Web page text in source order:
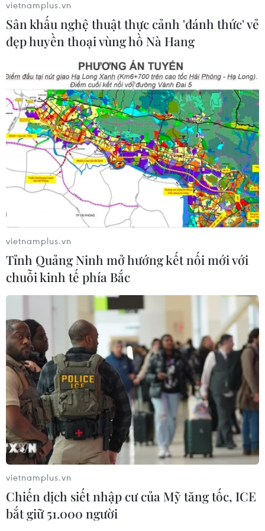
06/08/2026 11:20
Hàn Quốc xác nhận Triều Tiên
phóng ít nhất 1 tên lửa đạn đạo tầm
ngắn
06/08/2026 09:41
Quân đội Hàn Quốc thông báo Triều
Tiên phóng vật thể chưa xác định
06/08/2026 08:31
CƠ QUAN CHỦ QUẢN: THÔNG TẤN XÃ VIỆT NAM
Tổng Biên tập: TRẦN TIẾN DUẨN
Phó Tổng Biên tập: NGUYỄN THỊ TÁM, KHÚC THANH
THỦY
Sở hữu trí tuệ
Quy định sử dụng
RSS
Hỗ trợ
Ngôn ngữ
TTXVN
Dịch vụ tin
Liên hệ
vietnamplus.vn
Sân khấu nghệ thuật thực cảnh 'đánh thức' vẻ
đẹp huyền thoại vùng hồ Nà Hang
vietnamplus.vn
Tỉnh Quảng Ninh mở hướng kết nối mới với
chuỗi kinh tế phía Bắc
vietnamplus.vn
Chiến dịch siết nhập cư của Mỹ tăng tốc, ICE
bắt giữ 51.000 người